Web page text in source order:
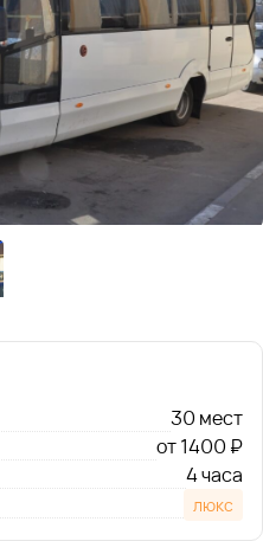
30 мест
от 1400 ₽
4 часа
люкс